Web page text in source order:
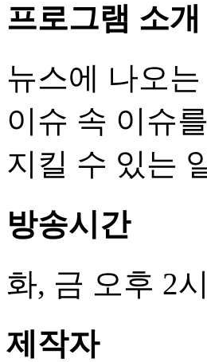
프로그램 소개
뉴스에 나오
이슈 속 이슈
지킬 수 있는
방송시간
화, 금 오후 2시
제작자